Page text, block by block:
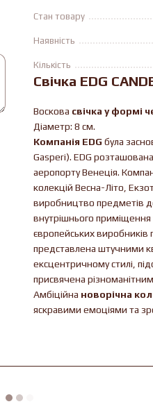
Стан товару
Наявність
Кількість
Свічка EDG
Воскова свічка у формі
Діаметр: 8 см.
Компанія EDG була
Gasperi). EDG
аеропорту Венеція.
колекцій Весна-Літо,
виробництво предметів
внутрішнього приміщення
європейських виробників
представлена ​​штучними
ексцентричному стилі,
присвячена
Амбіційна новорічна
яскравими емоціями та